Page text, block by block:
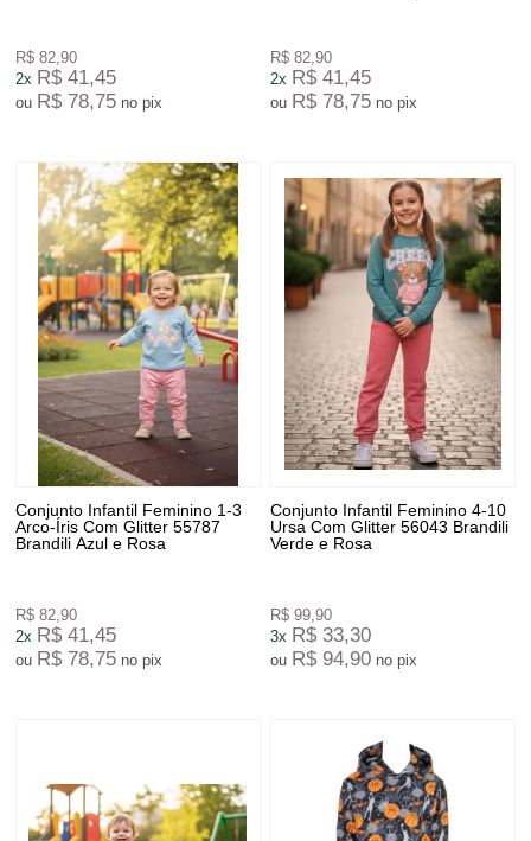
R$ 82,90
2x R$ 41,45
ou R$ 78,75 no pix
R$ 82,90
2x R$ 41,45
ou R$ 78,75 no pix
Conjunto Infantil Feminino 1-3
Arco-Íris Com Glitter 55787
Brandili Azul e Rosa
R$ 82,90
2x R$ 41,45
ou R$ 78,75 no pix
Conjunto Infantil Feminino 4-10
Ursa Com Glitter 56043 Brandili
Verde e Rosa
R$ 99,90
3x R$ 33,30
ou R$ 94,90 no pix